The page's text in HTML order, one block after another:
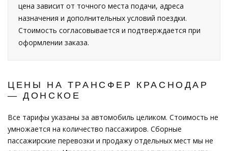
цена зависит от точного места подачи, адреса
назначения и дополнительных условий поездки.
Стоимость согласовывается и подтверждается при
оформлении заказа.
ЦЕНЫ НА ТРАНСФЕР КРАСНОДАР
— ДОНСКОЕ
Все тарифы указаны за автомобиль целиком. Стоимость не
умножается на количество пассажиров. Сборные
пассажирские перевозки и продажу отдельных мест мы не